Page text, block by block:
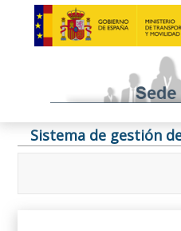
Sistema de gestión